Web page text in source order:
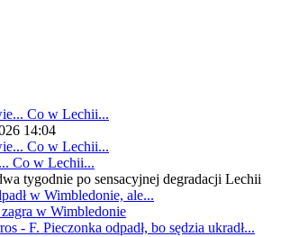
14:04
Co w Lechii...
tygodnie po sensacyjnej degradacji Lechii
w Wimbledonie, ale...
w Wimbledonie
- F. Pieczonka odpadł, bo sędzia ukradł...